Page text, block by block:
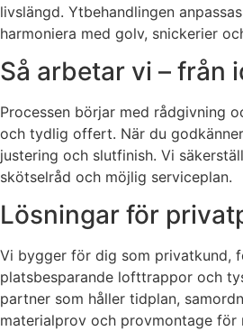
livslängd. Ytbehandlingen
harmoniera med golv, snickerier
Så arbetar vi – från
Processen börjar med rådgivning
och tydlig offert. När du
justering och slutfinish. Vi
skötselråd och möjlig serviceplan.
Lösningar för
Vi bygger för dig som privatkund,
platsbesparande lofttrappor och
partner som håller tidplan,
materialprov och provmontage